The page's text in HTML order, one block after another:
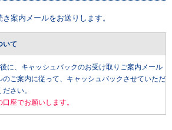
案内メールをお送りします。
いて
に、キャッシュバックのお受け取りご案内メール
のご案内に従って、キャッシュバックさせていただ
さい。
座でお願いします。